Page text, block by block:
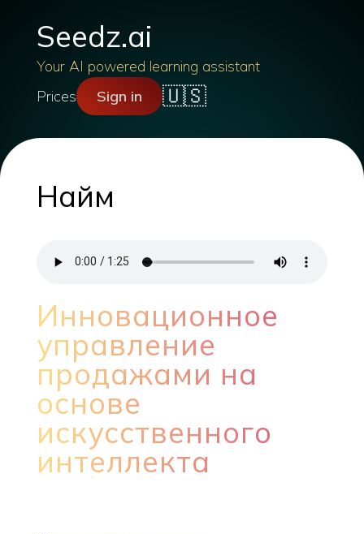
Seedz.ai
Your AI powered learning assistant
Prices
Sign in 🇺🇸
Найм
Инновационное
управление
продажами на
основе
искусственного
интеллекта